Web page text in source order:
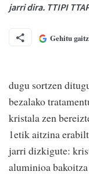
jarri dira. TTIPI
Gehitu
dugu sortzen
bezalako
kristala zen
1etik aitzina
jarri dizkigute:
aluminioa